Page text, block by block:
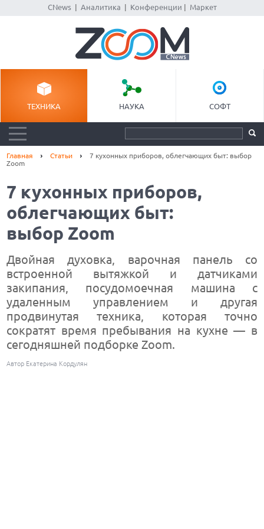
CNews| Аналитика Конференции Маркет
ТЕХНИКА НАУКА СОФТ
Главная Статьи
7 кухонных приборов, облегчающих быт: выбор
Zoom
7 кухонных приборов,
облегчающих быт:
выбор Zoom
Двойная духовка, варочная панель со
встроенной вытяжкой и датчиками
закипания, посудомоечная машина с
удаленным управлением и другая
продвинутая техника, которая точно
сократят время пребывания на кухне — в
сегодняшней подборке Zoom.
Автор Екатерина Кордулян